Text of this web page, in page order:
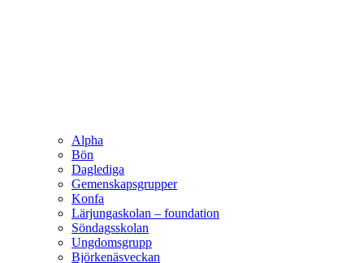
Alpha
Bön
Daglediga
Gemenskapsgrupper
Konfa
Lärjungaskolan – foundation
Söndagsskolan
Ungdomsgrupp
Björkenäsveckan